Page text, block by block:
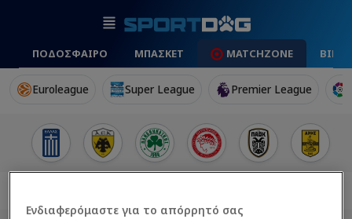
ΠΟΔΟΣΦΑΙΡΟ ΜΠΑΣΚΕΤ MATCHZONE
Euroleague Super League Premier League
Ενδιαφερόμαστε για το απόρρητό σας